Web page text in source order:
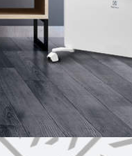
putem banke
radnim danima do
paket je već za 24–48h.